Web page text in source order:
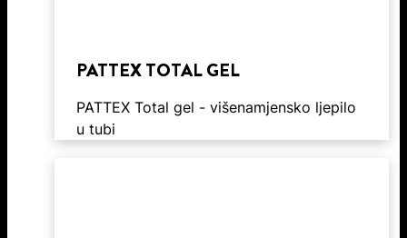
PATTEX TOTAL GEL
PATTEX Total gel - višenamjensko ljepilo
u tubi